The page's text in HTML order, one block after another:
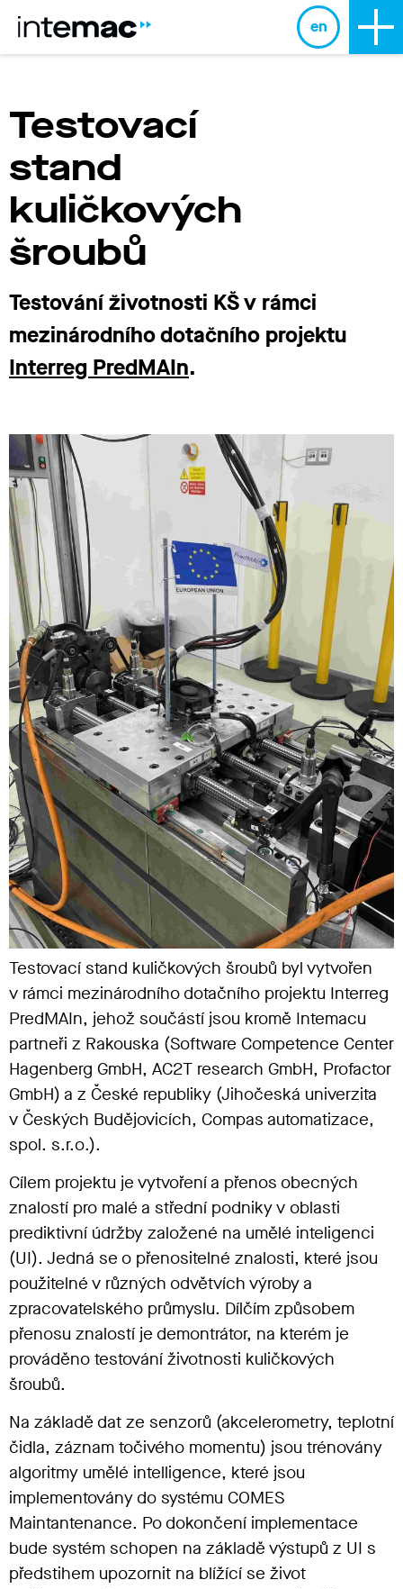
en
Testovací
stand
kuličkových
šroubů
Testování životnosti KŠ v rámci
mezinárodního dotačního projektu
Interreg PredMAIn.
Testovací stand kuličkových šroubů byl vytvořen
v rámci mezinárodního dotačního projektu Interreg
PredMAIn, jehož součástí jsou kromě Intemacu
partneři z Rakouska (Software Competence Center
Hagenberg GmbH, AC2T research GmbH, Profactor
GmbH) a z České republiky (Jihočeská univerzita
v Českých Budějovicích, Compas automatizace,
spol. s.r.o.).
Cílem projektu je vytvoření a přenos obecných
znalostí pro malé a střední podniky v oblasti
prediktivní údržby založené na umělé inteligenci
(UI). Jedná se o přenositelné znalosti, které jsou
použitelné v různých odvětvích výroby a
zpracovatelského průmyslu. Dílčím způsobem
přenosu znalostí je demontrátor, na kterém je
prováděno testování životnosti kuličkových
šroubů.
Na základě dat ze senzorů (akcelerometry, teplotní
čidla, záznam točivého momentu) jsou trénovány
algoritmy umělé intelligence, které jsou
implementovány do systému COMES
Maintantenance. Po dokončení implementace
bude systém schopen na základě výstupů z UI s
předstihem upozornit na blížící se život